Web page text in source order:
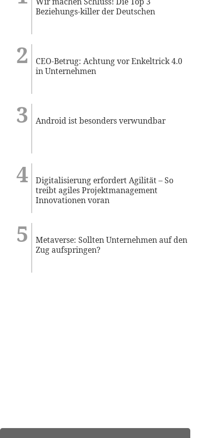
Beziehungs-killer der Deutschen
CEO-Betrug: Achtung vor Enkeltrick 4.0
in Unternehmen
Android ist besonders verwundbar
Digitalisierung erfordert Agilität – So
treibt agiles Projektmanagement
Innovationen voran
Metaverse: Sollten Unternehmen auf den
Zug aufspringen?